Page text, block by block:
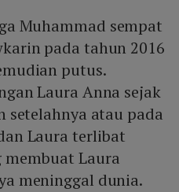
Muhammad sempat
pada tahun 2016
putus.
Laura Anna sejak
setelahnya atau pada
Laura terlibat
membuat Laura
meninggal dunia.